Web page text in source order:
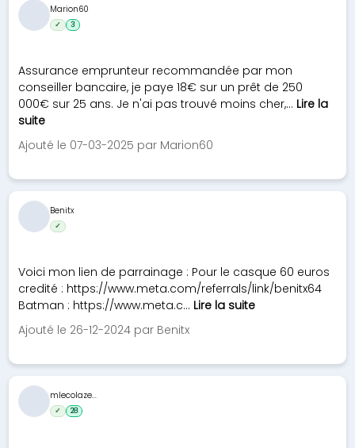
Assurance emprunteur recommandée par mon
conseiller bancaire, je paye 18€ sur un prêt de 250
000€ sur 25 ans. Je n'ai pas trouvé moins cher,... Lire la
suite
Ajouté le 07-03-2025 par Marion60
Marion60
✓ 3
Voici mon lien de parrainage : Pour le casque 60 euros
credité : https://www.meta.com/referrals/link/benitx64
Batman : https://www.meta.c... Lire la suite
Ajouté le 26-12-2024 par Benitx
Benitx
✓
mlecolaze...
✓ 28